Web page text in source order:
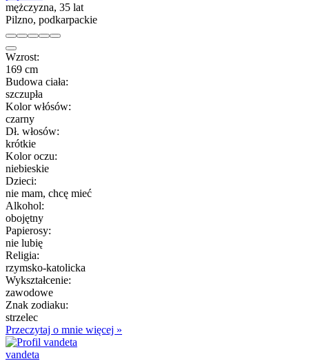
mężczyzna, 35 lat
Pilzno, podkarpackie
Wzrost:
169 cm
Budowa ciała:
szczupła
Kolor włósów:
czarny
Dł. włosów:
krótkie
Kolor oczu:
niebieskie
Dzieci:
nie mam, chcę mieć
Alkohol:
obojętny
Papierosy:
nie lubię
Religia:
rzymsko-katolicka
Wykształcenie:
zawodowe
Znak zodiaku:
strzelec
Przeczytaj o mnie więcej »
vandeta